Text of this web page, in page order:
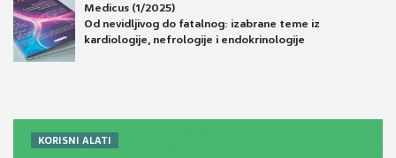
Medicus (1/2025)
Od nevidljivog do fatalnog: izabrane teme iz
kardiologije, nefrologije i endokrinologije
KORISNI ALATI